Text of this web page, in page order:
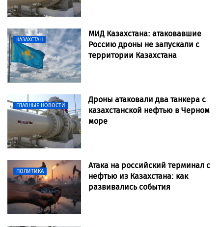
КАЗАХСТАН
МИД Казахстана: атаковавшие
Россию дроны не запускали с
территории Казахстана
ГЛАВНЫЕ НОВОСТИ
Дроны атаковали два танкера с
казахстанской нефтью в Черном
море
ПОЛИТИКА
Атака на российский терминал с
нефтью из Казахстана: как
развивались события